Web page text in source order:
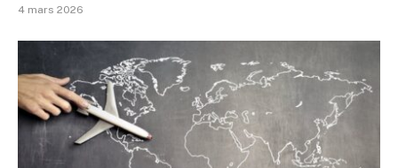
4 mars 2026